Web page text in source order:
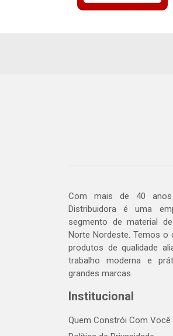
Com mais de 40
Distribuidora é uma
segmento de material
Norte Nordeste. Temos o
produtos de qualidade
trabalho moderna e
grandes marcas.
Institucional
Quem Constrói Com Você